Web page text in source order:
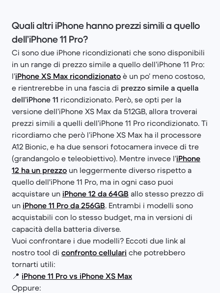
Quali altri iPhone hanno prezzi simili a quello
dell’iPhone 11 Pro?
Ci sono due iPhone ricondizionati che sono disponibili
in un range di prezzo simile a quello dell’iPhone 11 Pro:
l’iPhone XS Max ricondizionato è un po’ meno costoso,
e rientrerebbe in una fascia di prezzo simile a quella
dell’iPhone 11 ricondizionato. Però, se opti per la
versione dell’iPhone XS Max da 512GB, allora troverai
prezzi simili a quelli dell’iPhone 11 Pro ricondizionato. Ti
ricordiamo che però l’iPhone XS Max ha il processore
A12 Bionic, e ha due sensori fotocamera invece di tre
(grandangolo e teleobiettivo). Mentre invece l’iPhone
12 ha un prezzo un leggermente diverso rispetto a
quello dell'iPhone 11 Pro, ma in ogni caso puoi
acquistare un iPhone 12 da 64GB allo stesso prezzo di
un iPhone 11 Pro da 256GB. Entrambi i modelli sono
acquistabili con lo stesso budget, ma in versioni di
capacità della batteria diverse.
Vuoi confrontare i due modelli? Eccoti due link al
nostro tool di confronto cellulari che potrebbero
tornarti utili:
📍 iPhone 11 Pro vs iPhone XS Max
Oppure: